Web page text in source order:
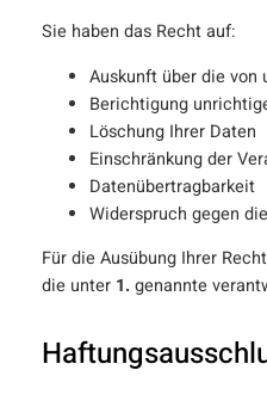
Sie haben das Recht auf:
Auskunft über die von
Berichtigung
Löschung Ihrer Daten
Einschränkung der
Datenübertragbarkeit
Widerspruch gegen
Für die Ausübung Ihrer
die unter 1. genannte